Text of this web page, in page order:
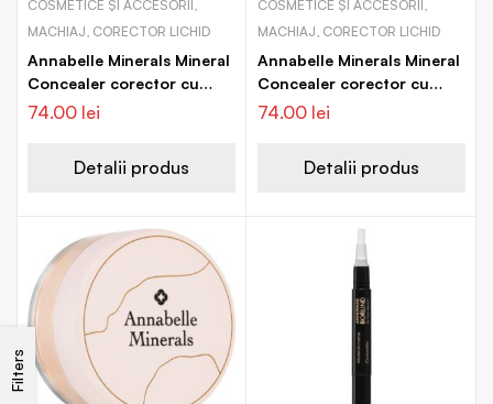
Filters
COSMETICE ȘI ACCESORII,
MACHIAJ, CORECTOR LICHID
Annabelle Minerals Mineral
Concealer corector cu
acoperire mare
74.00 lei
Detalii produs
COSMETICE ȘI ACCESORII,
MACHIAJ, CORECTOR LICHID
Annabelle Minerals Mineral
Concealer corector cu
acoperire mare
74.00 lei
Detalii produs